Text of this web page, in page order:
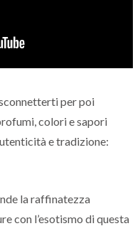
per poi
colori e sapori
e tradizione:
la raffinatezza
con l’esotismo di questa